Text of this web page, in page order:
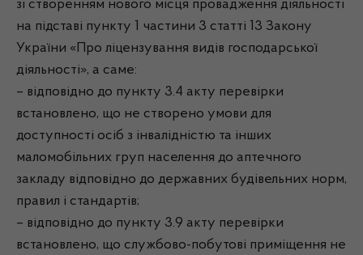
зі створенням нового місця провадження діяльності
на підставі пункту 1 частини 3 статті 13 Закону
України «Про ліцензування видів господарської
діяльності», а саме:
– відповідно до пункту 3.4 акту перевірки
встановлено, що не створено умови для
доступності осіб з інвалідністю та інших
маломобільних груп населення до аптечного
закладу відповідно до державних будівельних норм,
правил і стандартів;
– відповідно до пункту 3.9 акту перевірки
встановлено, що службово-побутові приміщення не